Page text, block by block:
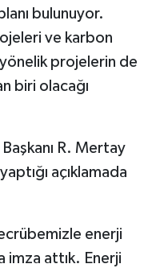
bulunuyor.
ve karbon
projelerin de
biri olacağı
R. Mertay
açıklamada
enerji
imza attık. Enerji